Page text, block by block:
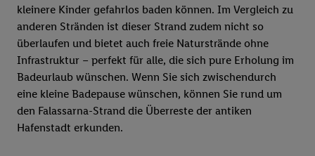
kleinere Kinder gefahrlos baden können. Im Vergleich zu
anderen Stränden ist dieser Strand zudem nicht so
überlaufen und bietet auch freie Naturstrände ohne
Infrastruktur – perfekt für alle, die sich pure Erholung im
Badeurlaub wünschen. Wenn Sie sich zwischendurch
eine kleine Badepause wünschen, können Sie rund um
den Falassarna-Strand die Überreste der antiken
Hafenstadt erkunden.